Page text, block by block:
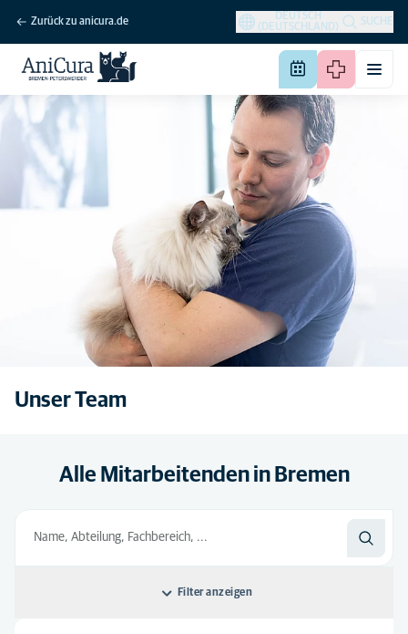
Zurück zu anicura.de
DEUTSCH
(DEUTSCHLAND)
SUCHE
Unser Team
Alle Mitarbeitenden in Bremen
Filter anzeigen